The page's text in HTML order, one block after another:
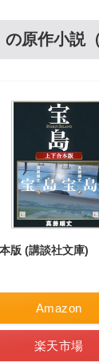
原作小説
版 (講談社文庫)
Amazon
楽天市場